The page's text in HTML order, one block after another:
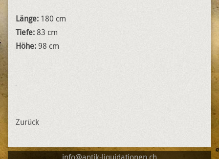
Länge: 180 cm
Tiefe: 83 cm
Höhe: 98 cm
Zurück